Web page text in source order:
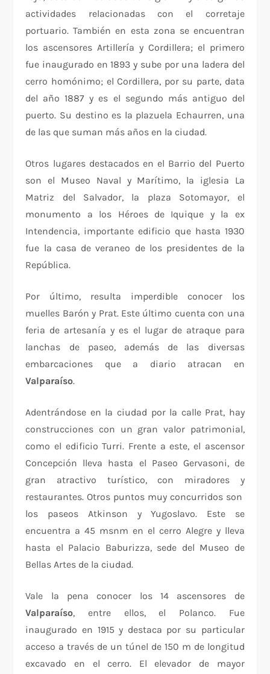
actividades relacionadas con el corretaje
portuario. También en esta zona se encuentran
los ascensores Artillería y Cordillera; el primero
fue inaugurado en 1893 y sube por una ladera del
cerro homónimo; el Cordillera, por su parte, data
del año 1887 y es el segundo más antiguo del
puerto. Su destino es la plazuela Echaurren, una
de las que suman más años en la ciudad.
Otros lugares destacados en el Barrio del Puerto
son el Museo Naval y Marítimo, la iglesia La
Matriz del Salvador, la plaza Sotomayor, el
monumento a los Héroes de Iquique y la ex
Intendencia, importante edificio que hasta 1930
fue la casa de veraneo de los presidentes de la
República.
Por último, resulta imperdible conocer los
muelles Barón y Prat. Este último cuenta con una
feria de artesanía y es el lugar de atraque para
lanchas de paseo, además de las diversas
embarcaciones que a diario atracan en
Valparaíso.
Adentrándose en la ciudad por la calle Prat, hay
construcciones con un gran valor patrimonial,
como el edificio Turri. Frente a este, el ascensor
Concepción lleva hasta el Paseo Gervasoni, de
gran atractivo turístico, con miradores y
restaurantes. Otros puntos muy concurridos son
los paseos Atkinson y Yugoslavo. Este se
encuentra a 45 msnm en el cerro Alegre y lleva
hasta el Palacio Baburizza, sede del Museo de
Bellas Artes de la ciudad.
Vale la pena conocer los 14 ascensores de
Valparaíso, entre ellos, el Polanco. Fue
inaugurado en 1915 y destaca por su particular
acceso a través de un túnel de 150 m de longitud
excavado en el cerro. El elevador de mayor